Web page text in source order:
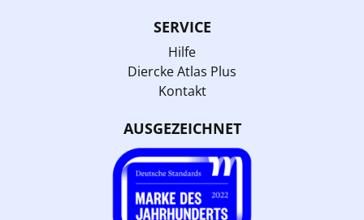
SERVICE
Hilfe
Diercke Atlas Plus
Kontakt
AUSGEZEICHNET